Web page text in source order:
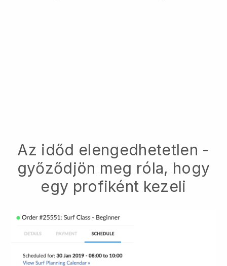
Az időd elengedhetetlen -
győződjön meg róla, hogy
egy profiként kezeli